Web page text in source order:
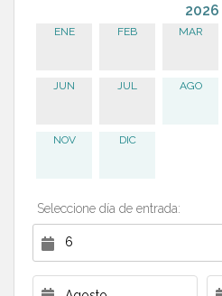
2026
ENE FEB MAR
JUN JUL AGO
NOV DIC
Seleccione día de entrada: